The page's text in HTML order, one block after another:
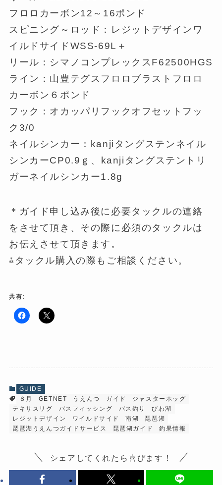
フロロカーボン12～16ポンド
スピニング～ロッド：レジットデザインワ
イルドサイドWSS-69L＋
リール：シマノコンプレックスF62500HGS
ライン：山豊テグスフロロブラストフロロ
カーボン６ポンド
フック：オカッパリフックオフセットフッ
ク3/0
ネイルシンカー：kanjiタングステンネイル
シンカーCP0.9ｇ、kanjiタングステントリ
ガーネイルシンカー1.8g
＊ガイド申し込み後に必要タックルの連絡
をさせて頂き、その際に必須のタックルは
お伝えさせて頂きます。
⁂タックル購入の際もご相談ください。
共有:
F
k
有
す
る
に
は
ク
リ
ッ
さ
ク
で
(
新
し
い
ウ
ィ
ン
ド
ま
す
)
GUIDE
８月
GETNET うえんつ ガイド
ジャスターホッグ
テキサスリグ
バスフィッシング バス釣り
びわ湖
レジットデザイン
ワイルドサイド 南湖
琵琶湖
琵琶湖うえんつガイドサービス
琵琶湖ガイド 釣果情報
シェアしてくれたら喜びます！